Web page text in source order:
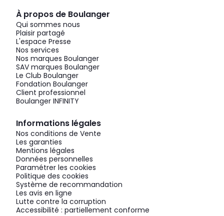
À propos de Boulanger
Qui sommes nous
Plaisir partagé
L'espace Presse
Nos services
Nos marques Boulanger
SAV marques Boulanger
Le Club Boulanger
Fondation Boulanger
Client professionnel
Boulanger INFINITY
Informations légales
Nos conditions de Vente
Les garanties
Mentions légales
Données personnelles
Paramétrer les cookies
Politique des cookies
Système de recommandation
Les avis en ligne
Lutte contre la corruption
Accessibilité : partiellement conforme